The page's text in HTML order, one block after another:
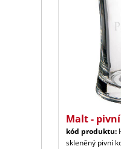
Malt -
kód produktu:
skleněný pivní